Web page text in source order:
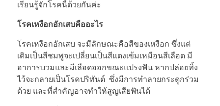
เรียนรู้จักโรคนี้ด้วยกันค่ะ
โรคเหงือกอักเสบคืออะไร
โรคเหงือกอักเสบ จะมีลักษณะคือสีของเหงือก ซึ่งแต่
เดิมเป็นสีชมพูจะเปลี่ยนเป็นสีแดงเข้มเหมือนสีเลือด มี
อาการบวมและมีเลือดออกขณะแปรงฟัน หากปล่อยทิ้ง
ไว้จะกลายเป็นโรคปริทันต์ ซึ่งมีการทำลายกระดูกร่วม
ด้วย และที่สำคัญอาจทำให้สูญเสียฟันได้